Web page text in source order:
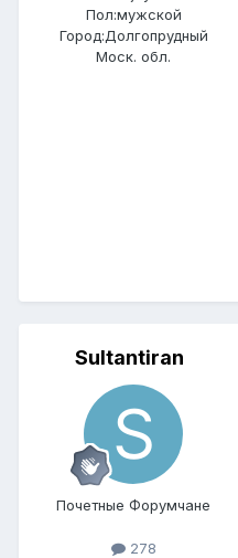
Пол:мужской
Город:Долгопрудный
Моск. обл.
Sultantiran
Почетные Форумчане
278